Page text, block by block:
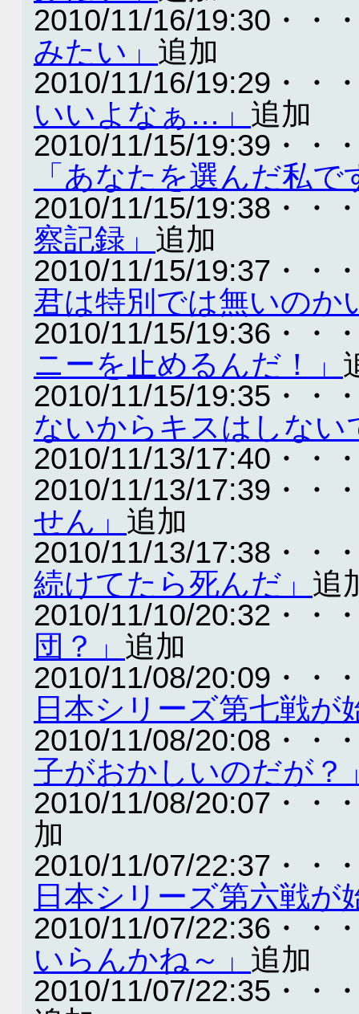
2010/11/16/19:30・・
みたい」 追加
2010/11/16/19:29・・
いいよなぁ…」 追加
2010/11/15/19:39・・
「あなたを選んだ私で
2010/11/15/19:38・・
察記録」 追加
2010/11/15/19:37・・
君は特別では無いのか
2010/11/15/19:36・・
ニーを止めるんだ！」
2010/11/15/19:35・・
ないからキスはしない
2010/11/13/17:40・・
2010/11/13/17:39・・
せん」 追加
2010/11/13/17:38・・
続けてたら死んだ」 追
2010/11/10/20:32・・
団？」 追加
2010/11/08/20:09・・
日本シリーズ第七戦が
2010/11/08/20:08・・
子がおかしいのだが？
2010/11/08/20:07・・
加
2010/11/07/22:37・・
日本シリーズ第六戦が
2010/11/07/22:36・・
いらんかね～」 追加
2010/11/07/22:35・・